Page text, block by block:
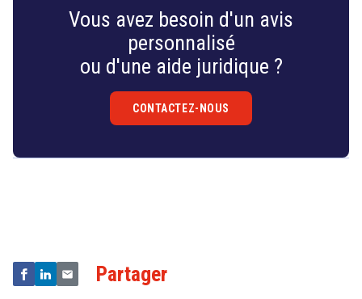
Vous avez besoin d'un avis
personnalisé
ou d'une aide juridique ?
CONTACTEZ-NOUS
Partager